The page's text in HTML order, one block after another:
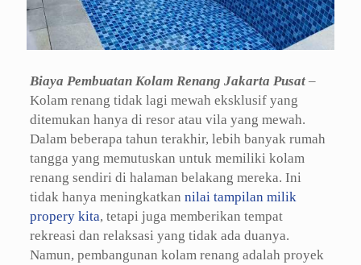
Biaya Pembuatan Kolam Renang Jakarta Pusat–
Kolam renang tidak lagi mewah eksklusif yang
ditemukan hanya di resor atau vila yang mewah.
Dalam beberapa tahun terakhir, lebih banyak rumah
tangga yang memutuskan untuk memiliki kolam
renang sendiri di halaman belakang mereka. Ini
tidak hanya meningkatkan nilai tampilan milik
propery kita, tetapi juga memberikan tempat
rekreasi dan relaksasi yang tidak ada duanya.
Namun, pembangunan kolam renang adalah proyek